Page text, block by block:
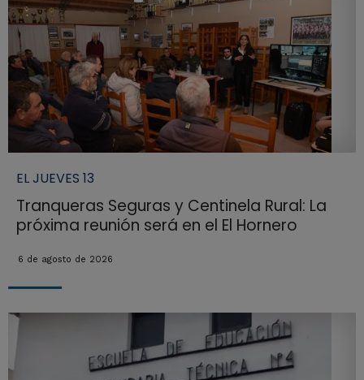
EL JUEVES 13
Tranqueras Seguras y Centinela Rural: La
próxima reunión será en el El Hornero
6 de agosto de 2026